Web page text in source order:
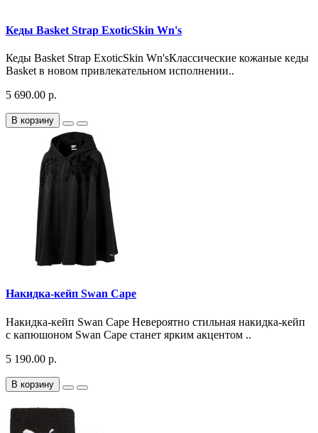
Кеды Basket Strap ExoticSkin Wn's
Кеды Basket Strap ExoticSkin Wn'sКлассические кожаные кеды
Basket в новом привлекательном исполнении..
5 690.00 р.
В корзину
Накидка-кейп Swan Cape
Накидка-кейп Swan Cape Невероятно стильная накидка-кейп
с капюшоном Swan Cape станет ярким акцентом ..
5 190.00 р.
В корзину